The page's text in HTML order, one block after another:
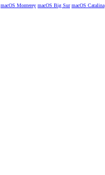
macOS Monterey macOS Big Sur macOS Catalina